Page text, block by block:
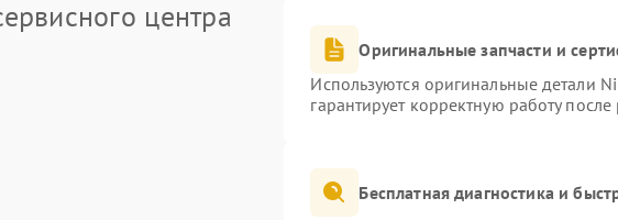
центра
Оригинальные запчасти и
Используются оригинальные детали
гарантирует корректную работу
Бесплатная диагностика и